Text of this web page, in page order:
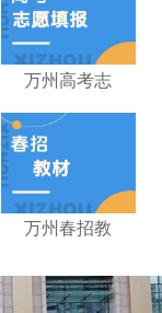
万州高考志
万州春招教